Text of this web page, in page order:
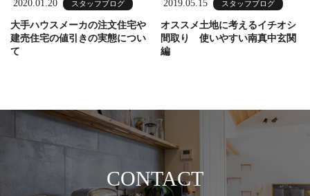
2020.01.20 スタッフブログ
大手ハウスメーカの注文住宅や
建売住宅の値引きの実態につい
て
2019.05.15 スタッフブログ
オススメ土地に考えるイチオシ
間取り 使いやすい南真中玄関
編
CONTACT